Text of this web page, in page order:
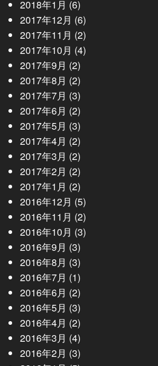
2018年1月 (6)
2017年12月 (6)
2017年11月 (2)
2017年10月 (4)
2017年9月 (2)
2017年8月 (2)
2017年7月 (3)
2017年6月 (2)
2017年5月 (3)
2017年4月 (2)
2017年3月 (2)
2017年2月 (2)
2017年1月 (2)
2016年12月 (5)
2016年11月 (2)
2016年10月 (3)
2016年9月 (3)
2016年8月 (3)
2016年7月 (1)
2016年6月 (2)
2016年5月 (3)
2016年4月 (2)
2016年3月 (4)
2016年2月 (3)